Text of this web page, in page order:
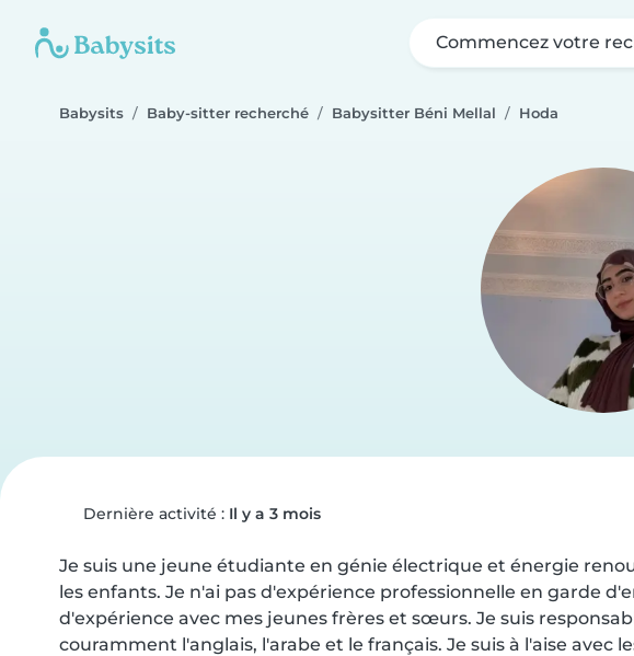
Commencez votre
Babysits Baby-sitter recherché Babysitter Béni Mellal Hoda
Dernière activité : Il y a 3 mois
Je suis une jeune étudiante en génie électrique et énergie
les enfants. Je n'ai pas d'expérience professionnelle en garde
d'expérience avec mes jeunes frères et sœurs. Je suis
couramment l'anglais, l'arabe et le français. Je suis à l'aise avec